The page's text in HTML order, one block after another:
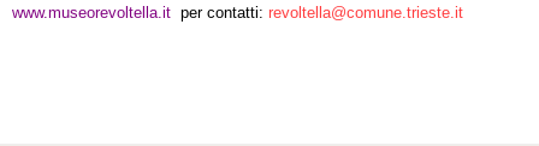
www.museorevoltella.it per contatti: revoltella@comune.trieste.it